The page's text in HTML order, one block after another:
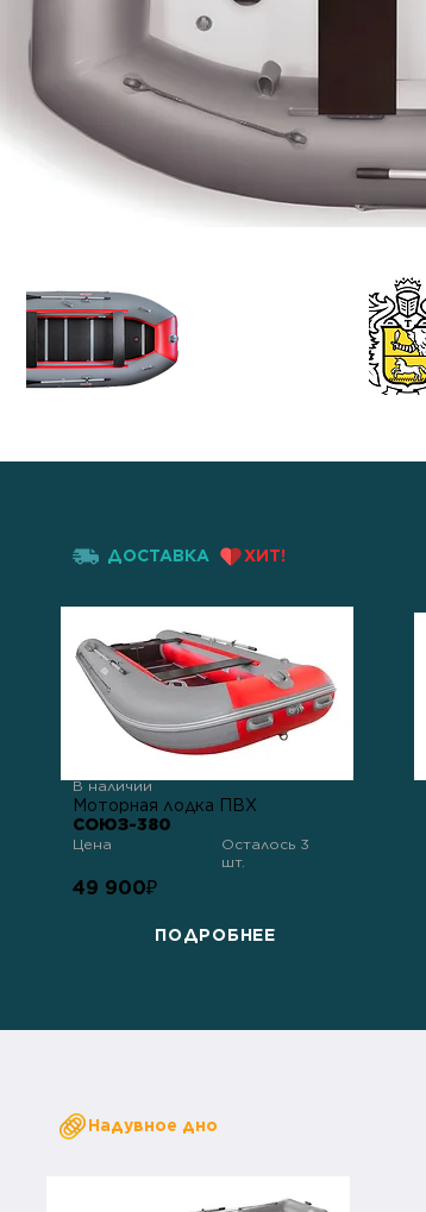
ДОСТАВКА ХИТ!
В наличии
Моторная лодка ПВХ
СОЮЗ-380
Цена
Осталось 3
шт.
49 900₽
ПОДРОБНЕЕ
Надувное дно